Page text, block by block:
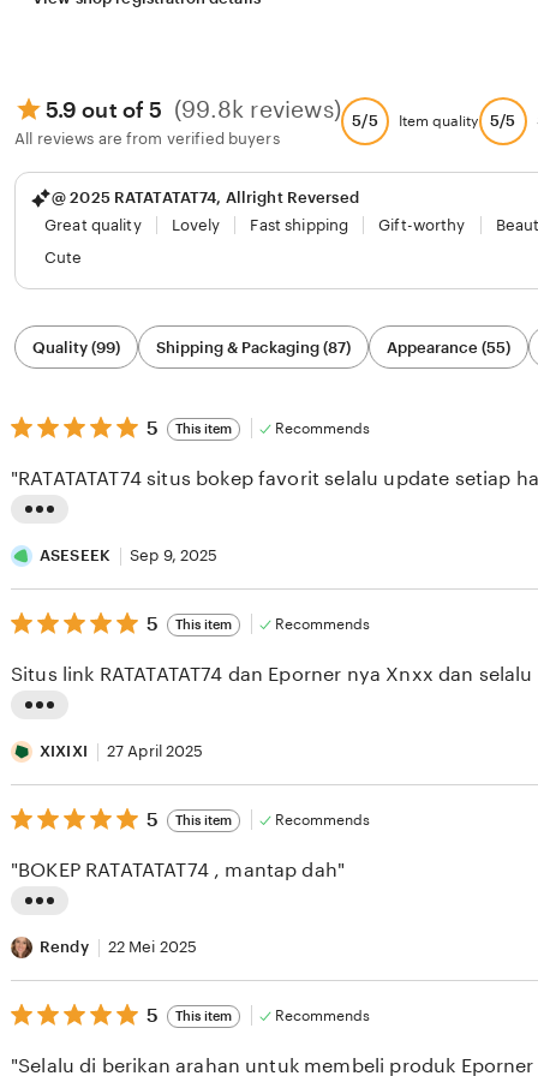
5.9 out of 5 (99.8k reviews)
All reviews are from verified buyers
5/5 Item quality 5/5
@ 2025 RATATATAT74, Allright Reversed
Great quality
Lovely Fast shipping Gift-worthy
Cute
Filter
by
category
Quality (99) Shipping & Packaging (87) Appearance (55)
5
out
5
stars
5 This item Recommends
i
s
t
n
r
e
v
e
b
y
A
"RATATATAT74 situs bokep favorit selalu update setiap
ASESEEK Sep 9, 2025
5
out
5
stars
5 This item Recommends
i
s
t
n
r
e
v
Situs link RATATATAT74 dan Eporner nya Xnxx dan
XIXIXI 27 April 2025
5
out
5
stars
5 This item Recommends
i
s
t
"BOKEP RATATATAT74 , mantap dah"
Rendy 22 Mei 2025
5
out
5 This item Recommends
"Selalu di berikan arahan untuk membeli produk Eporner